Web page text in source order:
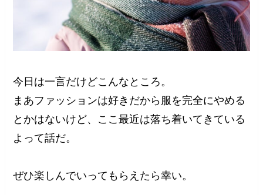
今日は一言だけどこんなところ。
まあファッションは好きだから服を完全にやめる
とかはないけど、ここ最近は落ち着いてきている
よって話だ。
ぜひ楽しんでいってもらえたら幸い。